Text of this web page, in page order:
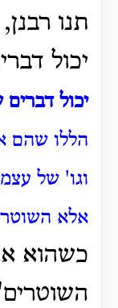
תנו
יכול
יכול
הללו שהם
וגו' של
אלא
כשהוא